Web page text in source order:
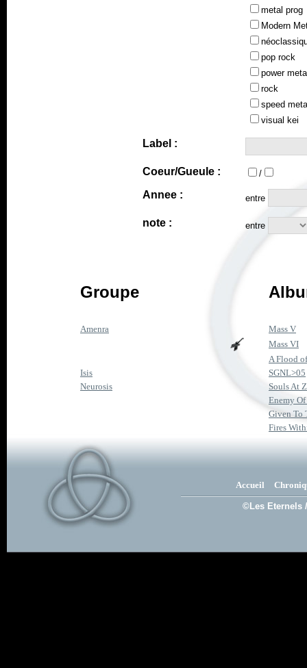
metal prog
Modern
pop rock
power
rock
speed
visual kei
Label :
Coeur/Gueule : /
Annee : entre
note : entre
Groupe
Amenra
Mass V
Mass VI
A Flood
Isis
SGNL>05
Neurosis
Souls At
Enemy
Given To
Fires
Accueil
©Les Eternels